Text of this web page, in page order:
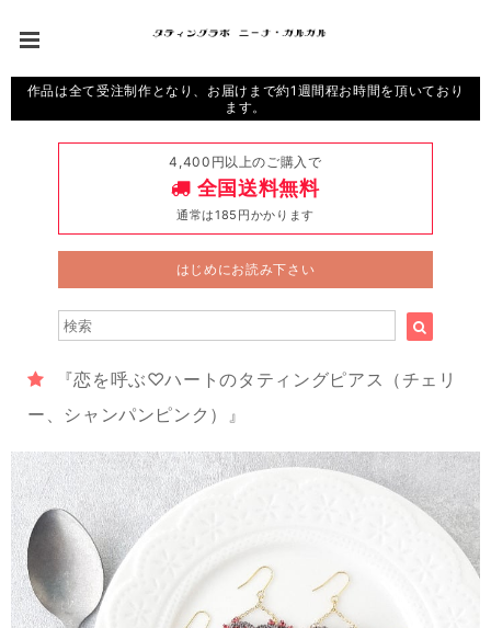
作品は全て受注制作となり、お届けまで約1週間程お時間を頂いており
ます。
4,400円以上のご購入で
全国送料無料
通常は185円かかります
はじめにお読み下さい
『恋を呼ぶ♡ハートのタティングピアス（チェリ
ー、シャンパンピンク）』